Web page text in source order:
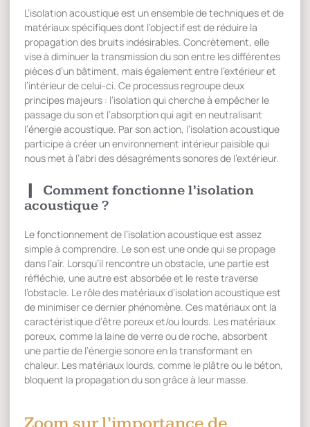
L’isolation acoustique est un ensemble de techniques et de
matériaux spécifiques dont l’objectif est de réduire la
propagation des bruits indésirables. Concrètement, elle
vise à diminuer la transmission du son entre les différentes
pièces d’un bâtiment, mais également entre l’extérieur et
l’intérieur de celui-ci. Ce processus regroupe deux
principes majeurs : l’isolation qui cherche à empêcher le
passage du son et l’absorption qui agit en neutralisant
l’énergie acoustique. Par son action, l’isolation acoustique
participe à créer un environnement intérieur paisible qui
nous met à l’abri des désagréments sonores de l’extérieur.
Comment fonctionne l’isolation
acoustique ?
Le fonctionnement de l’isolation acoustique est assez
simple à comprendre. Le son est une onde qui se propage
dans l’air. Lorsqu’il rencontre un obstacle, une partie est
réfléchie, une autre est absorbée et le reste traverse
l’obstacle. Le rôle des matériaux d’isolation acoustique est
de minimiser ce dernier phénomène. Ces matériaux ont la
caractéristique d’être poreux et/ou lourds. Les matériaux
poreux, comme la laine de verre ou de roche, absorbent
une partie de l’énergie sonore en la transformant en
chaleur. Les matériaux lourds, comme le plâtre ou le béton,
bloquent la propagation du son grâce à leur masse.